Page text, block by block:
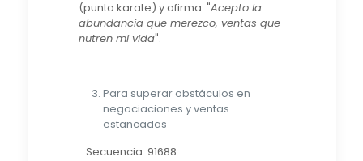
(punto karate) y afirma: "Acepto la
abundancia que merezco, ventas que
nutren mi vida".
Para superar obstáculos en
negociaciones y ventas
estancadas
Secuencia: 91688